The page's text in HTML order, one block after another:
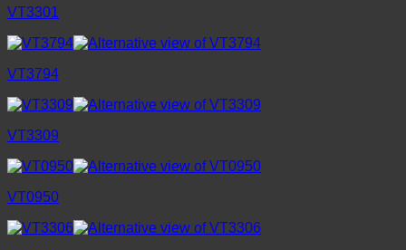
VT3301
VT3794
VT3309
VT0950